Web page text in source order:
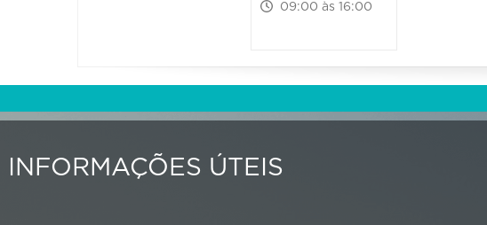
09:00 às 16:00
INFORMAÇÕES ÚTEIS